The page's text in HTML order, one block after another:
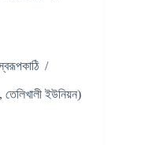
/
তেলিখালী ইউনিয়ন)